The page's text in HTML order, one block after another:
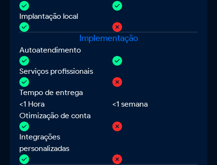
Implantação local
Implementação
Autoatendimento
Serviços profissionais
Tempo de entrega
<1 Hora
<1 semana
Otimização de conta
Integrações
personalizadas